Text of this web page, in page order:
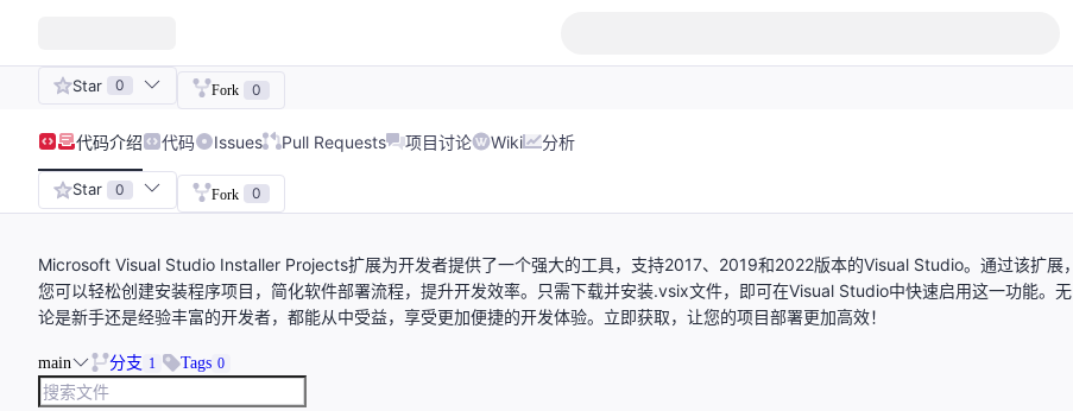
Star 0 Fork 0
代码介绍 代码 Issues Pull Requests 项目讨论 Wiki 分析
Star 0 Fork 0
Microsoft Visual Studio Installer Projects扩展为开发者提供了一个强大的工具，支持2017、2019和2022版本的Visual Studio。通过该扩展，
您可以轻松创建安装程序项目，简化软件部署流程，提升开发效率。只需下载并安装.vsix文件，即可在Visual Studio中快速启用这一功能。无
论是新手还是经验丰富的开发者，都能从中受益，享受更加便捷的开发体验。立即获取，让您的项目部署更加高效！
main 分支 1 Tags 0